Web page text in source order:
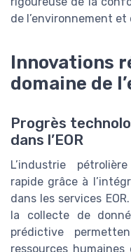
de l’environnement
Innovations
domaine de
Progrès
dans l’EOR
L’industrie
rapide grâce à
dans les services
la collecte de
prédictive
ressources